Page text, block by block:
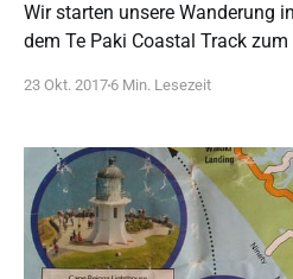
Wir starten unsere Wanderung
dem Te Paki Coastal Track
23 Okt. 2017 6 Min. Lesezeit